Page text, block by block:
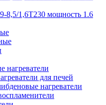
8,5/1,6Т230 мощность 1.6
нагреватели
для печей
нагреватели